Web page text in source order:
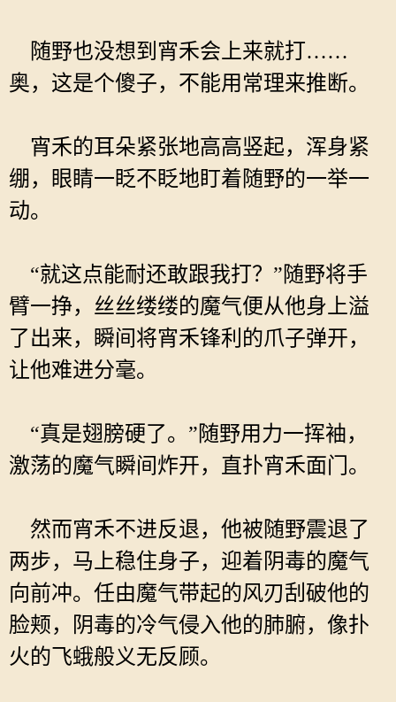
随野也没想到宵禾会上来就打……
奥，这是个傻子，不能用常理来推断。
宵禾的耳朵紧张地高高竖起，浑身紧
绷，眼睛一眨不眨地盯着随野的一举一
动。
“就这点能耐还敢跟我打？”随野将手
臂一挣，丝丝缕缕的魔气便从他身上溢
了出来，瞬间将宵禾锋利的爪子弹开，
让他难进分毫。
“真是翅膀硬了。”随野用力一挥袖，
激荡的魔气瞬间炸开，直扑宵禾面门。
然而宵禾不进反退，他被随野震退了
两步，马上稳住身子，迎着阴毒的魔气
向前冲。任由魔气带起的风刃刮破他的
脸颊，阴毒的冷气侵入他的肺腑，像扑
火的飞蛾般义无反顾。